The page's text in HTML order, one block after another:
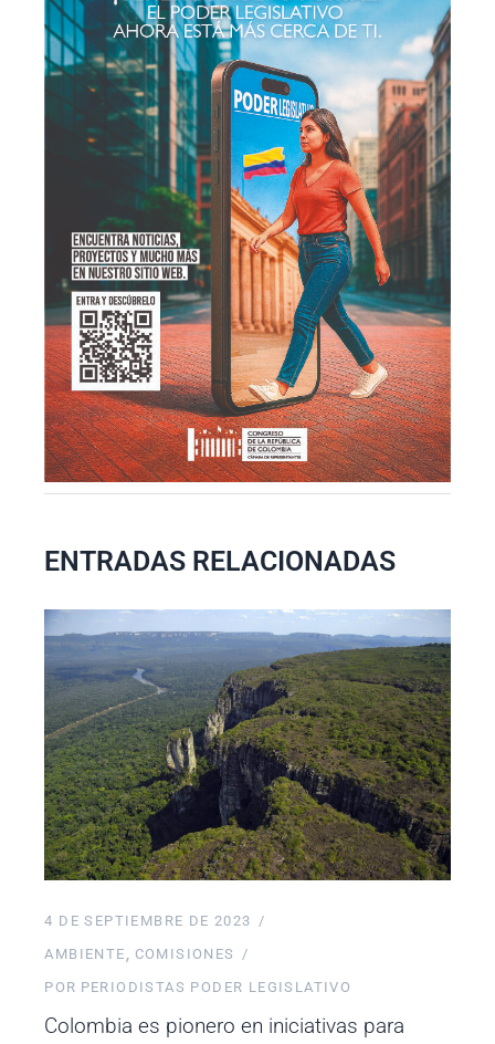
ENTRADAS RELACIONADAS
4 DE SEPTIEMBRE DE 2023
AMBIENTE
COMISIONES
POR PERIODISTAS PODER LEGISLATIVO
Colombia es pionero en iniciativas para